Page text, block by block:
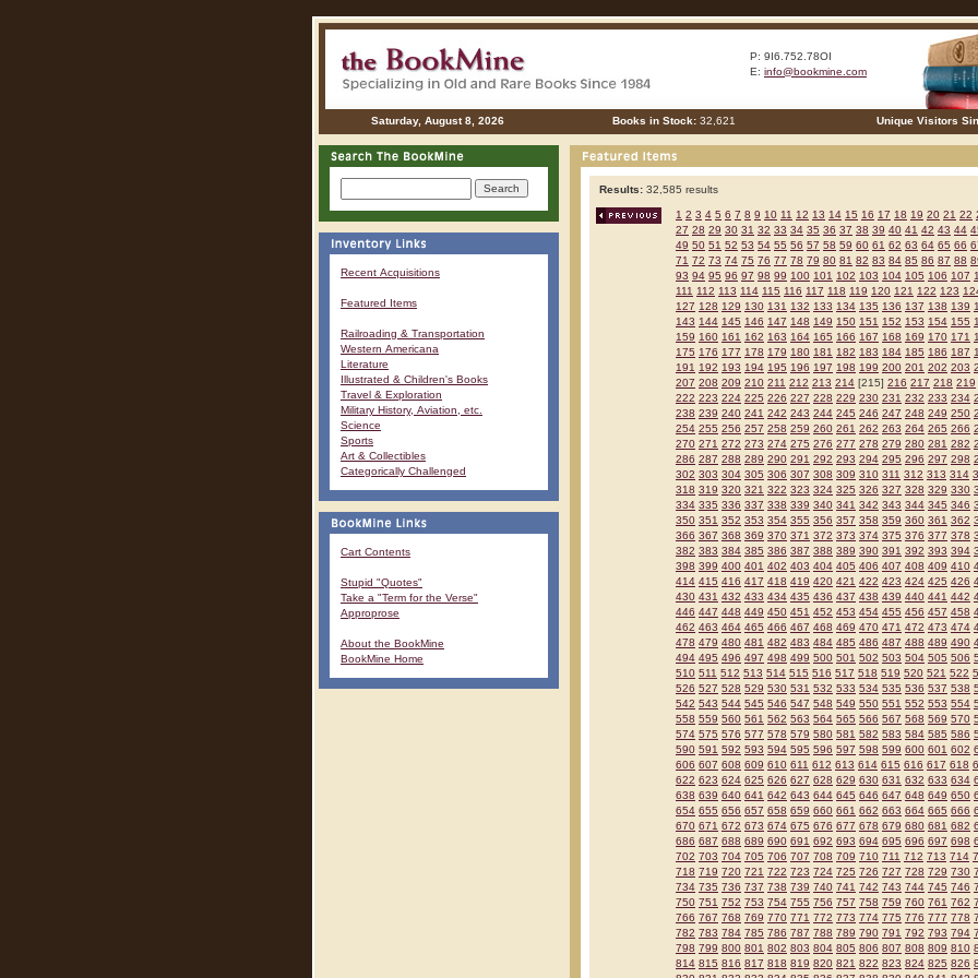
P: 9I6.752.78OI
E: info@bookmine.com
Saturday, August 8, 2026 Books in Stock: 32,621 Unique Visitors
Recent Acquisitions
Featured Items
Railroading & Transportation
Western Americana
Literature
Illustrated & Children's Books
Travel & Exploration
Military History, Aviation, etc.
Science
Sports
Art & Collectibles
Categorically Challenged
Cart Contents
Stupid "Quotes"
Take a "Term for the Verse"
Approprose
About the BookMine
BookMine Home
Results: 32,585 results
1 2 3 4 5 6 7 8 9 10 11 12 13 14 15 16 17 18 19 20 21 22
27 28 29 30 31 32 33 34 35 36 37 38 39 40 41 42 43 44
49 50 51 52 53 54 55 56 57 58 59 60 61 62 63 64 65 66
71 72 73 74 75 76 77 78 79 80 81 82 83 84 85 86 87 88
93 94 95 96 97 98 99 100 101 102 103 104 105 106 107
111 112 113 114 115 116 117 118 119 120 121 122 123
127 128 129 130 131 132 133 134 135 136 137 138 139
143 144 145 146 147 148 149 150 151 152 153 154 155
159 160 161 162 163 164 165 166 167 168 169 170 171
175 176 177 178 179 180 181 182 183 184 185 186 187
191 192 193 194 195 196 197 198 199 200 201 202 203
207 208 209 210 211 212 213 214 [215] 216 217 218 219
222 223 224 225 226 227 228 229 230 231 232 233 234
238 239 240 241 242 243 244 245 246 247 248 249 250
254 255 256 257 258 259 260 261 262 263 264 265 266
270 271 272 273 274 275 276 277 278 279 280 281 282
286 287 288 289 290 291 292 293 294 295 296 297 298
302 303 304 305 306 307 308 309 310 311 312 313 314
318 319 320 321 322 323 324 325 326 327 328 329 330
334 335 336 337 338 339 340 341 342 343 344 345 346
350 351 352 353 354 355 356 357 358 359 360 361 362
366 367 368 369 370 371 372 373 374 375 376 377 378
382 383 384 385 386 387 388 389 390 391 392 393 394
398 399 400 401 402 403 404 405 406 407 408 409 410
414 415 416 417 418 419 420 421 422 423 424 425 426
430 431 432 433 434 435 436 437 438 439 440 441 442
446 447 448 449 450 451 452 453 454 455 456 457 458
462 463 464 465 466 467 468 469 470 471 472 473 474
478 479 480 481 482 483 484 485 486 487 488 489 490
494 495 496 497 498 499 500 501 502 503 504 505 506
510 511 512 513 514 515 516 517 518 519 520 521 522
526 527 528 529 530 531 532 533 534 535 536 537 538
542 543 544 545 546 547 548 549 550 551 552 553 554
558 559 560 561 562 563 564 565 566 567 568 569 570
574 575 576 577 578 579 580 581 582 583 584 585 586
590 591 592 593 594 595 596 597 598 599 600 601 602
606 607 608 609 610 611 612 613 614 615 616 617 618
622 623 624 625 626 627 628 629 630 631 632 633 634
638 639 640 641 642 643 644 645 646 647 648 649 650
654 655 656 657 658 659 660 661 662 663 664 665 666
670 671 672 673 674 675 676 677 678 679 680 681 682
686 687 688 689 690 691 692 693 694 695 696 697 698
702 703 704 705 706 707 708 709 710 711 712 713 714
718 719 720 721 722 723 724 725 726 727 728 729 730
734 735 736 737 738 739 740 741 742 743 744 745 746
750 751 752 753 754 755 756 757 758 759 760 761 762
766 767 768 769 770 771 772 773 774 775 776 777 778
782 783 784 785 786 787 788 789 790 791 792 793 794
798 799 800 801 802 803 804 805 806 807 808 809 810
814 815 816 817 818 819 820 821 822 823 824 825 826